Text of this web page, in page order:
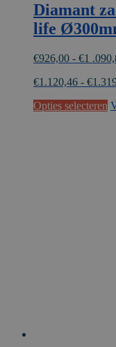
Diamant
life
€926,00 - €1
€1.120,46 - €
Opties selecteren